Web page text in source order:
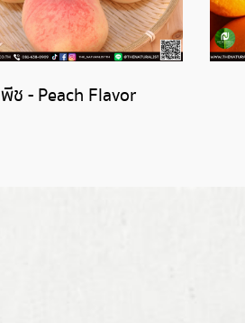
พีช - Peach Flavor